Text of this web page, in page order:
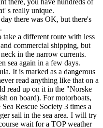
s really unique.
there was OK, but there's
a different route with less
commercial shipping, but
in the narrow currents.
sea again in a few days.
It is marked as a dangerous
read anything like that on a
read up on it in the "Norske
on board). For motorboats,
Rescue Society 3 times a
sail in the sea area. I will try
wait for a TOP weather